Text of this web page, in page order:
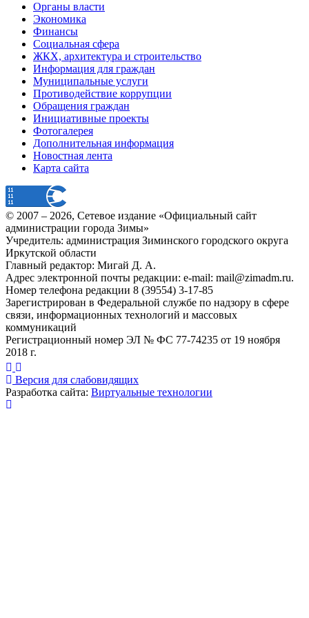
Органы власти
Экономика
Финансы
Социальная сфера
ЖКХ, архитектура и строительство
Информация для граждан
Муниципальные услуги
Противодействие коррупции
Обращения граждан
Инициативные проекты
Фотогалерея
Дополнительная информация
Новостная лента
Карта сайта
© 2007 – 2026, Сетевое издание «Официальный сайт
администрации города Зимы»
Учредитель: администрация Зиминского городского округа
Иркутской области
Главный редактор: Мигай Д. А.
Адрес электронной почты редакции: e-mail: mail@zimadm.ru.
Номер телефона редакции 8 (39554) 3-17-85
Зарегистрирован в Федеральной службе по надзору в сфере
связи, информационных технологий и массовых
коммуникаций
Регистрационный номер ЭЛ № ФС 77-74235 от 19 ноября
2018 г.
Версия для слабовидящих
Разработка сайта: Виртуальные технологии